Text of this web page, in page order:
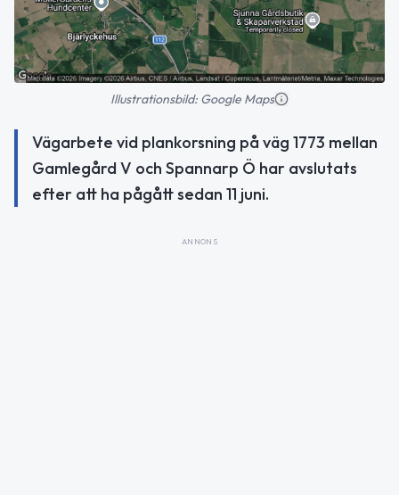
Illustrationsbild: Google Maps
Vägarbete vid plankorsning på väg 1773 mellan
Gamlegård V och Spannarp Ö har avslutats
efter att ha pågått sedan 11 juni.
ANNONS